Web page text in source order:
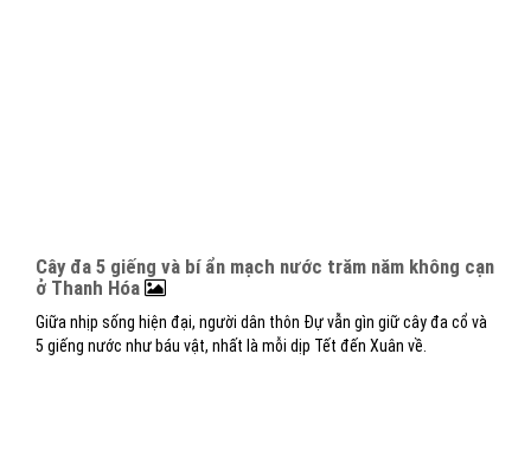
Cây đa 5 giếng và bí ẩn mạch nước trăm năm không cạn
ở Thanh Hóa
Giữa nhịp sống hiện đại, người dân thôn Đự vẫn gìn giữ cây đa cổ và
5 giếng nước như báu vật, nhất là mỗi dịp Tết đến Xuân về.